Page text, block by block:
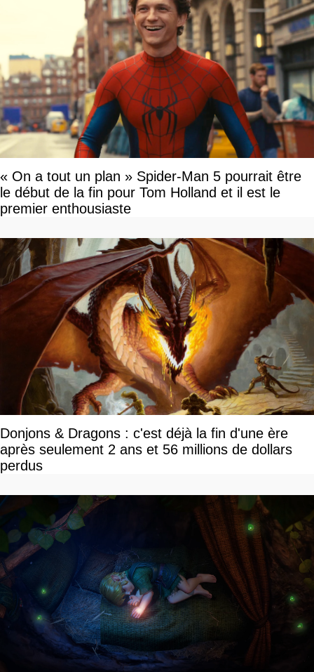
« On a tout un plan » Spider-Man 5 pourrait être
le début de la fin pour Tom Holland et il est le
premier enthousiaste
Donjons & Dragons : c'est déjà la fin d'une ère
après seulement 2 ans et 56 millions de dollars
perdus